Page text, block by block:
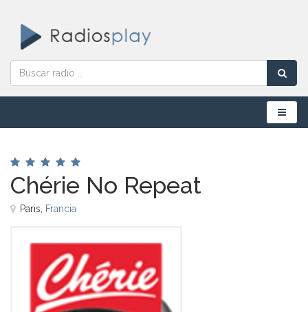
Menú
Chérie No Repeat
Paris, Francia